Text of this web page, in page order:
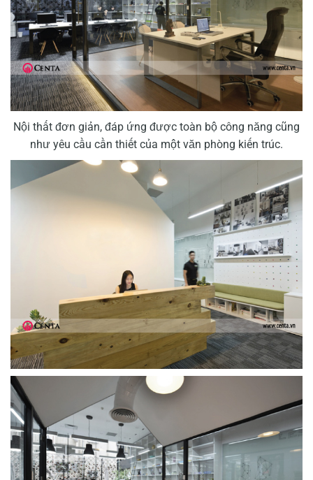
Nội thất đơn giản, đáp ứng được toàn bộ công năng cũng
như yêu cầu cần thiết của một văn phòng kiến trúc.